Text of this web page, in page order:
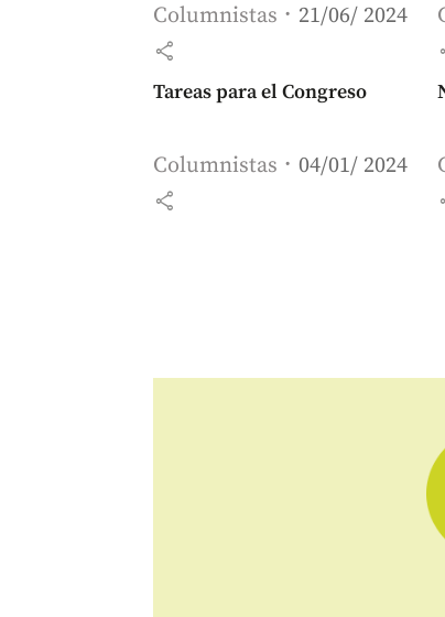
Columnistas 21/06/ 2024
share
Tareas para el Congreso
Columnistas 04/01/ 2024
share